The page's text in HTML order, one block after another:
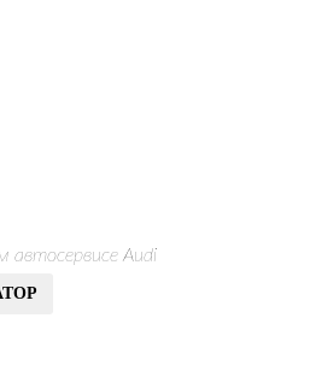
автосервисе Audi